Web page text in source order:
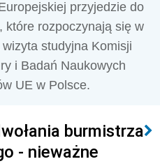
przyjedzie do
które rozpoczynają się w
studyjna Komisji
i Badań Naukowych
UE w Polsce.
burmistrza
- nieważne